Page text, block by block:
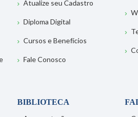
Atualize seu Cadastro
Diploma Digital
Cursos e Benefícios
Fale Conosco
BIBLIOTECA